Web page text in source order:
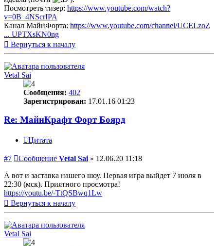
Посмотреть тизер: https://www.youtube.com/watch?
v=0B_4NScrIPA
Канал МайнФорта: https://www.youtube.com/channel/UCELzoZ
... UPTXsKN0ng
Вернуться к началу
Vetal Sai
Сообщения: 402
Зарегистрирован: 17.01.16 01:23
Re: МайнКрафт Форт Боярд
Цитата
#7 Сообщение Vetal Sai » 12.06.20 11:18
А вот и заставка нашего шоу. Первая игра выйдет 7 июля в
22:30 (мск). Приятного просмотра!
https://youtu.be/-TtQSBwq1Lw
Вернуться к началу
Vetal Sai